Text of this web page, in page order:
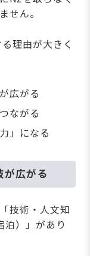
せん。
理由が大きく
広がる
ながる
」になる
が広がる
技術・人文知
泊）」があり